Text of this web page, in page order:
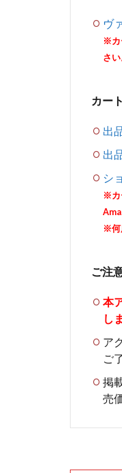
ヴ
※カ
さい
カー
出
出
シ
※カ
※何
ご注
本
し
ア
ご
掲
売